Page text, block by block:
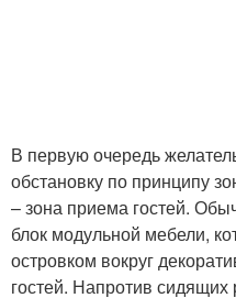
В первую очередь
обстановку по принципу
– зона приема гостей.
блок модульной мебели,
островком вокруг
гостей. Напротив сидящих